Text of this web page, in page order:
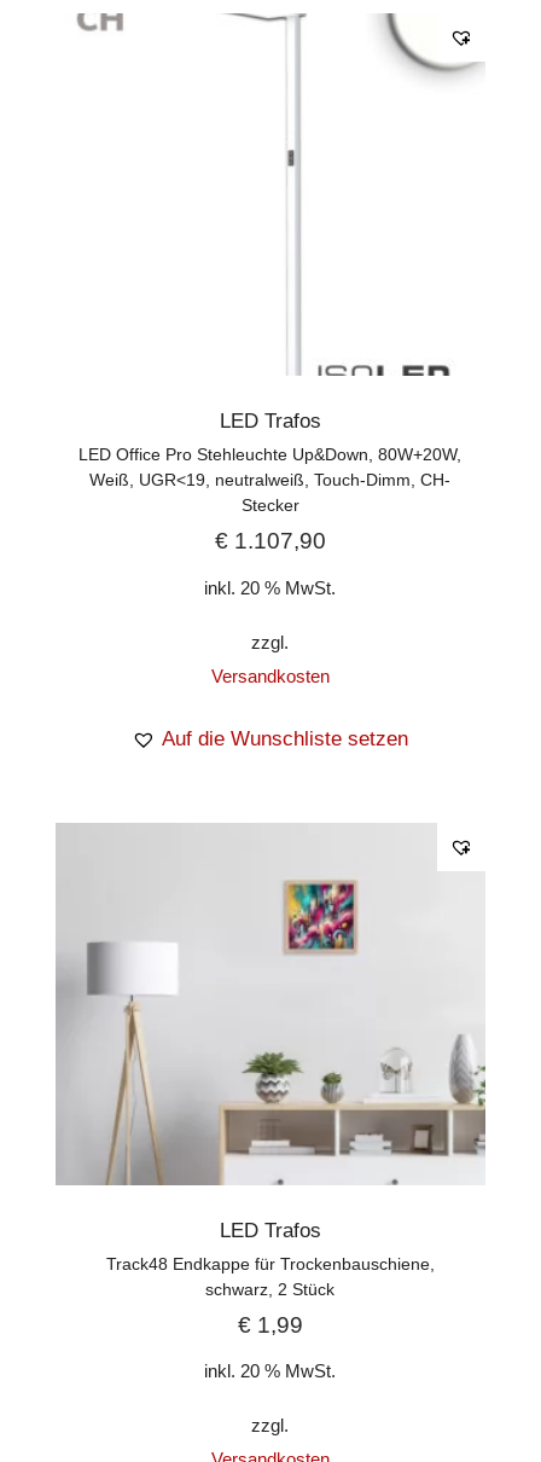
LED Trafos
LED Office Pro Stehleuchte Up&Down, 80W+20W,
Weiß, UGR<19, neutralweiß, Touch-Dimm, CH-
Stecker
€1.107,90
inkl. 20 % MwSt.
zzgl.
Versandkosten
Auf die Wunschliste setzen
LED Trafos
Track48 Endkappe für Trockenbauschiene,
schwarz, 2 Stück
€1,99
inkl. 20 % MwSt.
zzgl.